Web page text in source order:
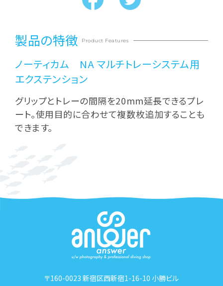
製品の特徴 Product Features
ノーティカム NA マルチトレーシステム用
エクステンション
グリップとトレーの間隔を20mm延長できるプレ
ート。使用目的に合わせて複数枚追加することも
できます。
〒160-0023 新宿区西新宿1-16-10 小勝ビル